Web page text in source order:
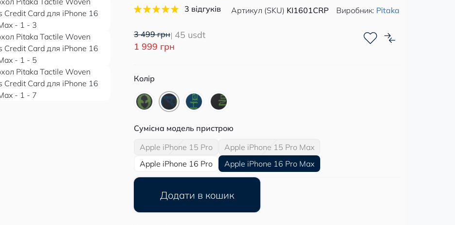
3 відгуків Артикул (SKU) KI1601CRP Виробник: Pitaka
3 499 грн
1 999 грн
45 usdt
Колір
Сумісна модель пристрою
Apple iPhone 15 Pro
Apple iPhone 15 Pro Max
Apple iPhone 16 Pro
Apple iPhone 16 Pro Max
Додати в кошик